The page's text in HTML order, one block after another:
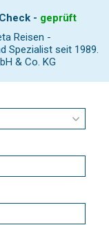
- geprüft
Reisen -
Spezialist seit 1989.
& Co. KG